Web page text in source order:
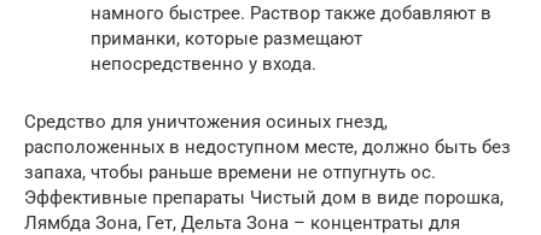
намного быстрее. Раствор также добавляют в
приманки, которые размещают
непосредственно у входа.
Средство для уничтожения осиных гнезд,
расположенных в недоступном месте, должно быть без
запаха, чтобы раньше времени не отпугнуть ос.
Эффективные препараты Чистый дом в виде порошка,
Лямбда Зона, Гет, Дельта Зона – концентраты для